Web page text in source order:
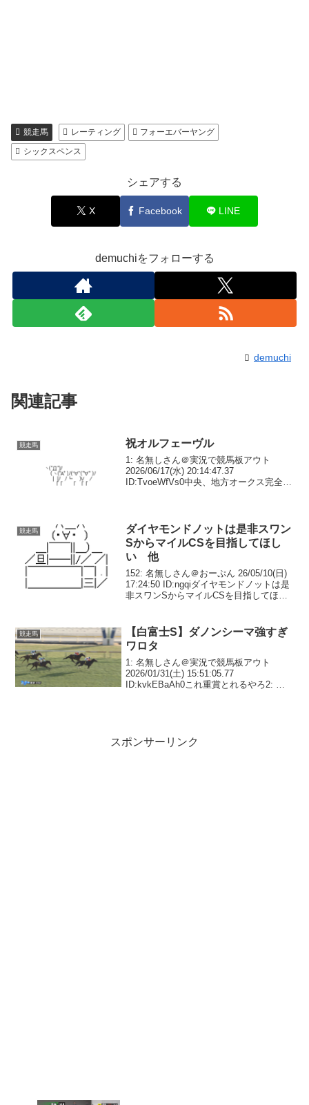
競走馬 レーティング
フォーエバーヤング
シックスペンス
シェアする
X Facebook LINE
demuchiをフォローする
demuchi
関連記事
競走馬 祝オルフェーヴル
1: 名無しさん＠実況で競馬板アウト
2026/06/17(水) 20:14:47.37
ID:TvoeWfVs0中央、地方オークス完全制
競走馬
ダイヤモンドノットは是非スワン
SからマイルCSを目指してほし
い 他
152: 名無しさん＠おーぷん 26/05/10(日)
17:24:50 ID:ngqiダイヤモンドノットは是
非スワンSからマイルCSを目指してほし
競走馬
【白富士S】ダノンシーマ強すぎ
ワロタ
1: 名無しさん＠実況で競馬板アウト
2026/01/31(土) 15:51:05.77
ID:kvkEBaAh0これ重賞とれるやろ2: 名
スポンサーリンク